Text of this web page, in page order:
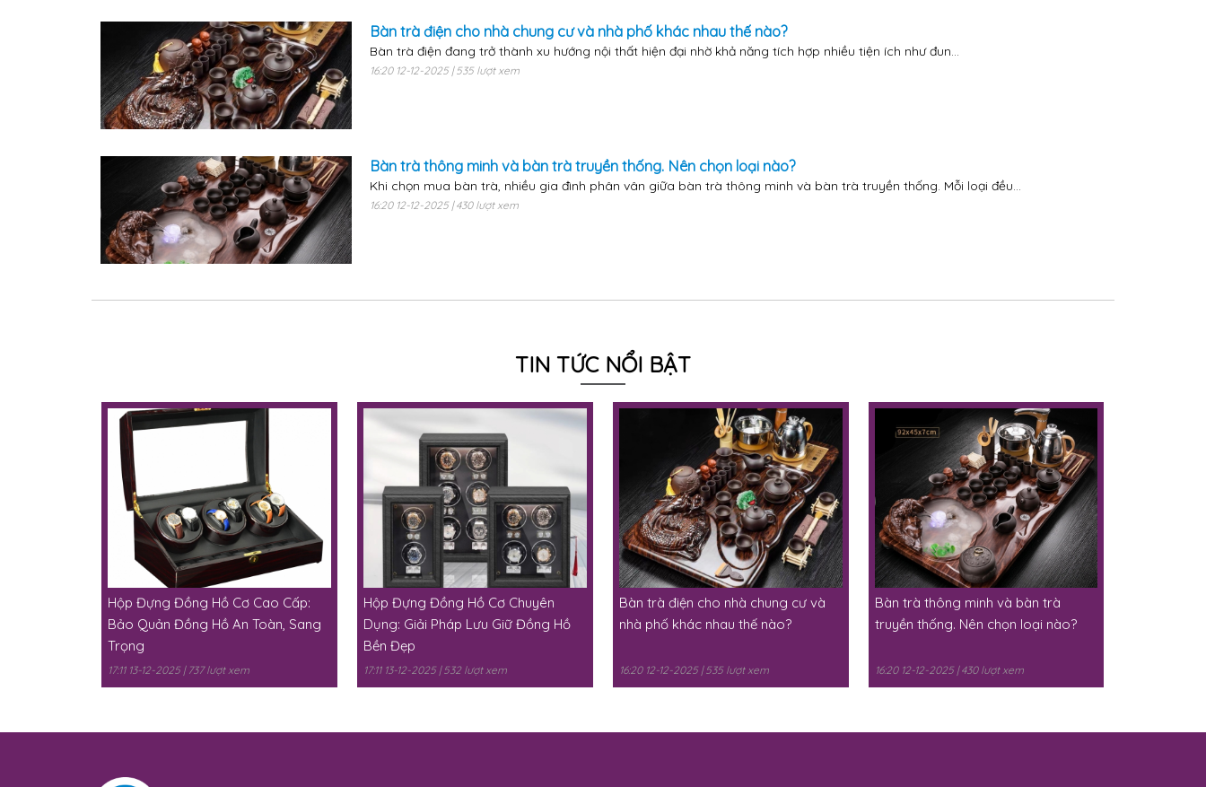
Bàn trà điện cho nhà chung cư và nhà phố khác nhau thế nào?
Bàn trà điện đang trở thành xu hướng nội thất hiện đại nhờ khả năng tích hợp nhiều tiện ích như đun...
16:20 12-12-2025 | 535 lượt xem
Bàn trà thông minh và bàn trà truyền thống. Nên chọn loại nào?
Khi chọn mua bàn trà, nhiều gia đình phân vân giữa bàn trà thông minh và bàn trà truyền thống. Mỗi loại đều...
16:20 12-12-2025 | 430 lượt xem
TIN TỨC NỔI BẬT
Hộp Đựng Đồng Hồ Cơ Cao Cấp:
Bảo Quản Đồng Hồ An Toàn, Sang
Trọng
17:11 13-12-2025 | 737 lượt xem
Hộp Đựng Đồng Hồ Cơ Chuyên
Dụng: Giải Pháp Lưu Giữ Đồng Hồ
Bền Đẹp
17:11 13-12-2025 | 532 lượt xem
Bàn trà điện cho nhà chung cư và
nhà phố khác nhau thế nào?
16:20 12-12-2025 | 535 lượt xem
Bàn trà thông minh và bàn trà
truyền thống. Nên chọn loại nào?
16:20 12-12-2025 | 430 lượt xem